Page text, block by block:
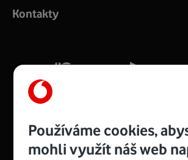
silný signál pro celou domácnost.
Více o COMPAL CH7465VF
Kontakty
Používáme cookies,
mohli využít náš web